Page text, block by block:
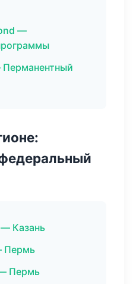
—
Перманентный
Казань
Пермь
Пермь